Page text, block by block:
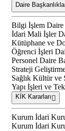
Daire
Bilgi İşlem Daire
İdari Mali İşler
Kütüphane ve
Öğrenci İşleri
Personel Daire
Strateji
Sağlık Kültür ve
Yapı İşleri ve
KİK Kararları
Kurum İdari
Kurum İdari